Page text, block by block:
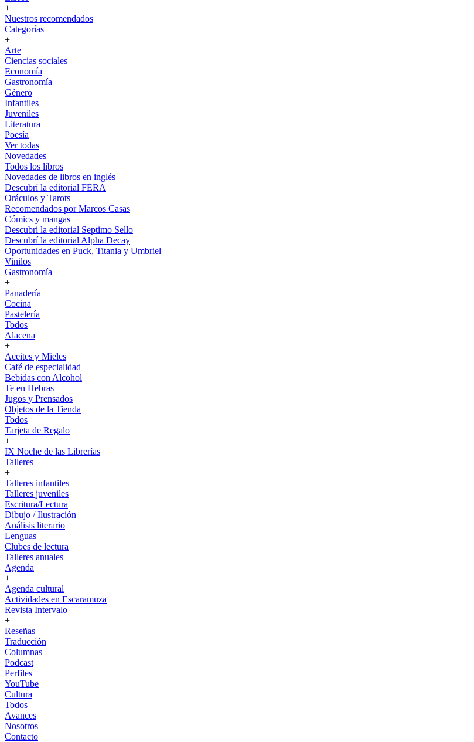
+
Nuestros recomendados
Categorías
+
Arte
Ciencias sociales
Economía
Gastronomía
Género
Infantiles
Juveniles
Literatura
Poesía
Ver todas
Novedades
Todos los libros
Novedades de libros en inglés
Descubrí la editorial FERA
Oráculos y Tarots
Recomendados por Marcos Casas
Cómics y mangas
Descubri la editorial Septimo Sello
Descubrí la editorial Alpha Decay
Oportunidades en Puck, Titania y Umbriel
Vinilos
Gastronomía
+
Panadería
Cocina
Pastelería
Todos
Alacena
+
Aceites y Mieles
Café de especialidad
Bebidas con Alcohol
Te en Hebras
Jugos y Prensados
Objetos de la Tienda
Todos
Tarjeta de Regalo
+
IX Noche de las Librerías
Talleres
+
Talleres infantiles
Talleres juveniles
Escritura/Lectura
Dibujo / Ilustración
Análisis literario
Lenguas
Clubes de lectura
Talleres anuales
Agenda
+
Agenda cultural
Actividades en Escaramuza
Revista Intervalo
+
Reseñas
Traducción
Columnas
Podcast
Perfiles
YouTube
Cultura
Todos
Avances
Nosotros
Contacto